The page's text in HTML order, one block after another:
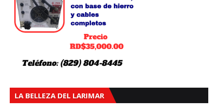
LA BELLEZA DEL LARIMAR